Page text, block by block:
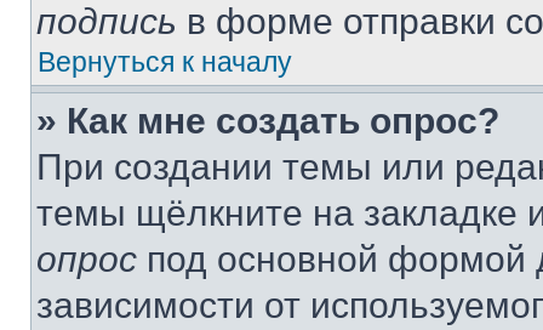
подпись в форме отправки
Вернуться к началу
» Как мне создать опрос?
При создании темы или
темы щёлкните на
опрос под основной формой
зависимости от